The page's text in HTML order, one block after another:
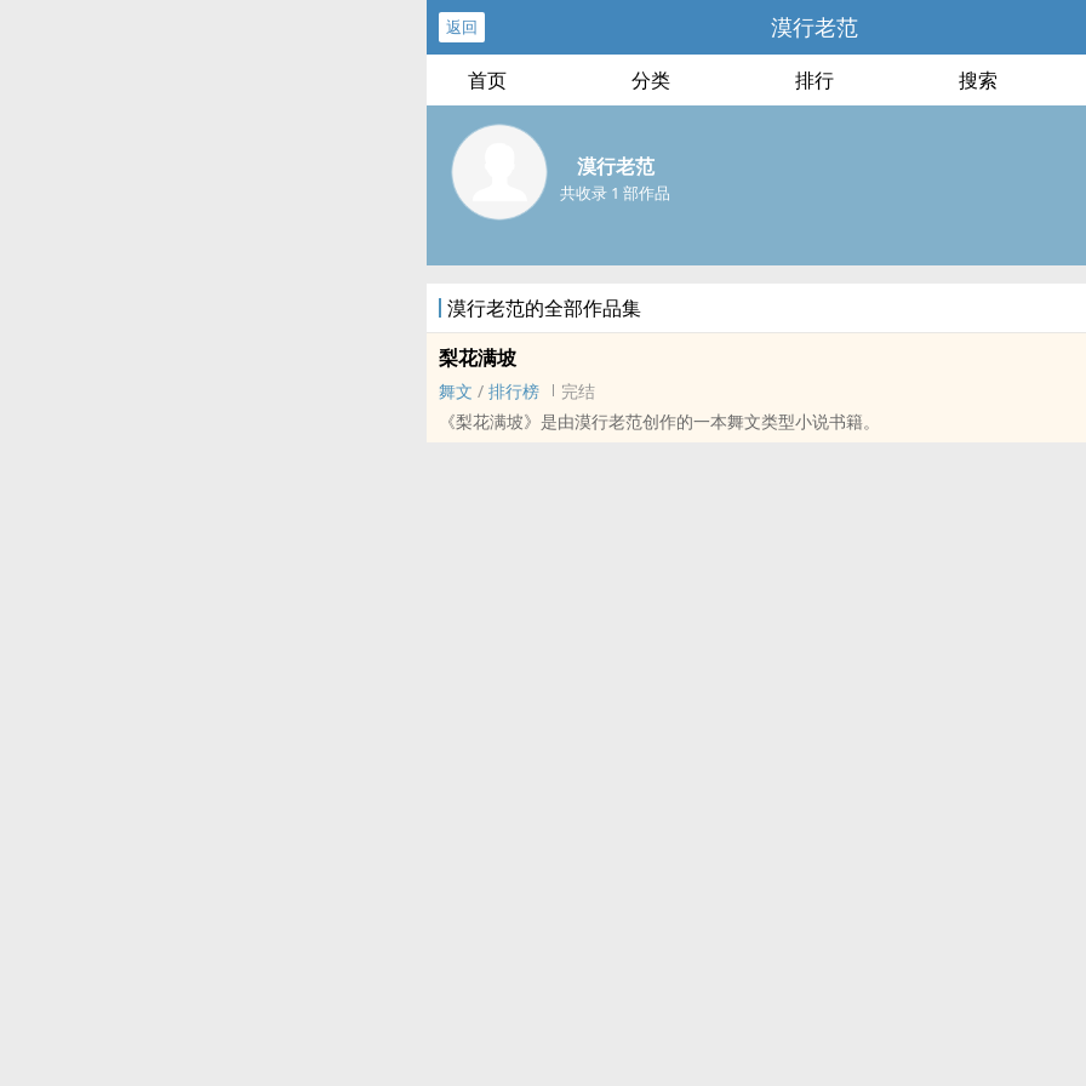
返回 漠行老范
首页 分类 排行 搜索
漠行老范
共收录 1 部作品
漠行老范的全部作品集
梨花满坡
舞文 / 排行榜
完结
《梨花满坡》是由漠行老范创作的一本舞文类型小说书籍。